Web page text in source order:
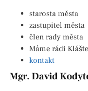
starosta města
zastupitel města
člen rady města
Máme rádi
kontakt
Mgr. David